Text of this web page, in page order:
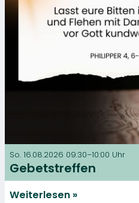
So. 16.08.2026 09:30–10:00 Uhr
Gebetstreffen
Weiterlesen